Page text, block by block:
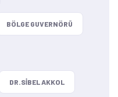
BÖLGE GUVERNÖRÜ
DR.SIBEL AKKOL